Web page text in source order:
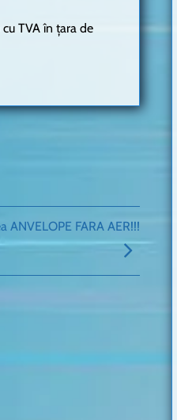
TVA în țara de
FARA AER!!!